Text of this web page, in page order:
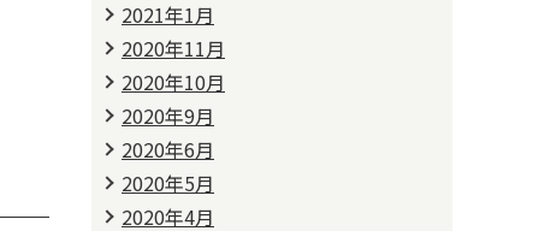
2021年1月
2020年11月
2020年10月
2020年9月
2020年6月
2020年5月
2020年4月